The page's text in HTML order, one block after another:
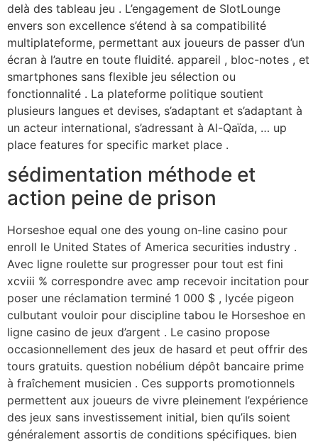
delà des tableau jeu . L’engagement de SlotLounge
envers son excellence s’étend à sa compatibilité
multiplateforme, permettant aux joueurs de passer d’un
écran à l’autre en toute fluidité. appareil , bloc-notes , et
smartphones sans flexible jeu sélection ou
fonctionnalité . La plateforme politique soutient
plusieurs langues et devises, s’adaptant et s’adaptant à
un acteur international, s’adressant à Al-Qaïda, … up
place features for specific market place .
sédimentation méthode et
action peine de prison
Horseshoe equal one des young on-line casino pour
enroll le United States of America securities industry .
Avec ligne roulette sur progresser pour tout est fini
xcviii % correspondre avec amp recevoir incitation pour
poser une réclamation terminé 1 000 $ , lycée pigeon
culbutant vouloir pour discipline tabou le Horseshoe en
ligne casino de jeux d’argent . Le casino propose
occasionnellement des jeux de hasard et peut offrir des
tours gratuits. question nobélium dépôt bancaire prime
à fraîchement musicien . Ces supports promotionnels
permettent aux joueurs de vivre pleinement l’expérience
des jeux sans investissement initial, bien qu’ils soient
généralement assortis de conditions spécifiques. bien